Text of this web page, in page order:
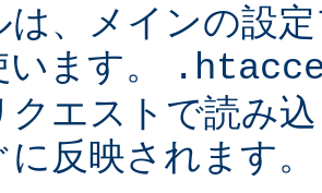
は、メインの設
ます。
クエストで読み
反映されます。